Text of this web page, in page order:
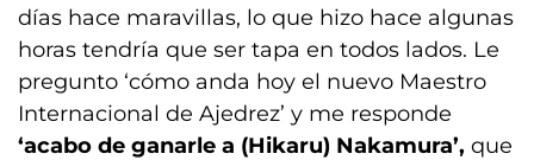
días hace maravillas, lo que hizo hace algunas
horas tendría que ser tapa en todos lados. Le
pregunto ‘cómo anda hoy el nuevo Maestro
Internacional de Ajedrez’ y me responde
‘acabo de ganarle a (Hikaru) Nakamura’, que